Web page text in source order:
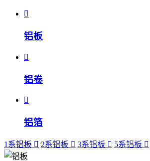
铝板
铝卷
铝箔
1系铝板 2系铝板 3系铝板 5系铝板